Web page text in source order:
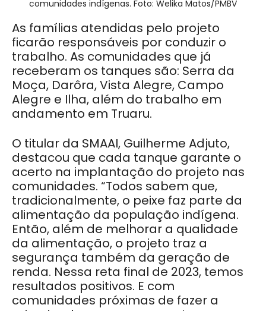
comunidades indígenas. Foto: Welika Matos/PMBV
As famílias atendidas pelo projeto
ficarão responsáveis por conduzir o
trabalho. As comunidades que já
receberam os tanques são: Serra da
Moça, Darôra, Vista Alegre, Campo
Alegre e Ilha, além do trabalho em
andamento em Truaru.
O titular da SMAAI, Guilherme Adjuto,
destacou que cada tanque garante o
acerto na implantação do projeto nas
comunidades. “Todos sabem que,
tradicionalmente, o peixe faz parte da
alimentação da população indígena.
Então, além de melhorar a qualidade
da alimentação, o projeto traz a
segurança também da geração de
renda. Nessa reta final de 2023, temos
resultados positivos. E com
comunidades próximas de fazer a